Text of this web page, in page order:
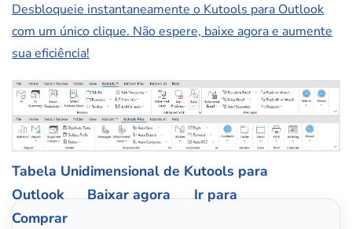
Desbloqueie instantaneamente o Kutools para Outlook
com um único clique. Não espere, baixe agora e aumente
sua eficiência!
Tabela Unidimensional de Kutools para
Outlook
Baixar agora
Ir para
Comprar